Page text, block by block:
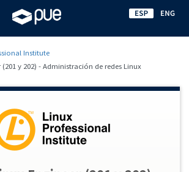
Institute
(201 y 202) - Administración de redes Linux